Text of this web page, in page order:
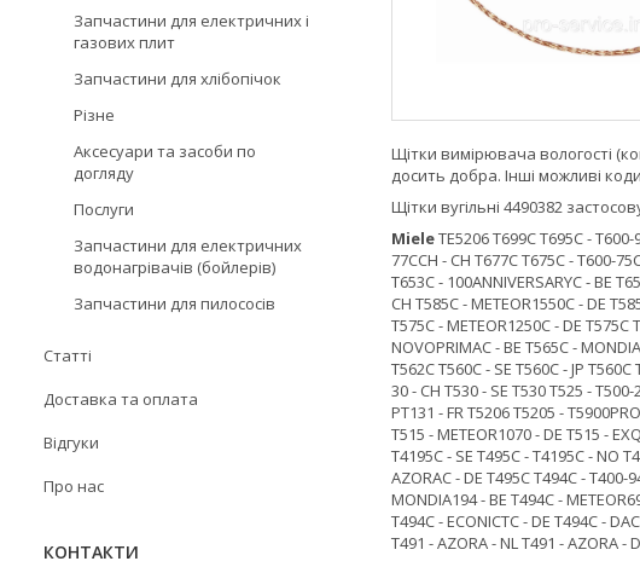
Щітки вимірювача вологості
досить добра. Інші можливі
Щітки вугільні 4490382
MieleТЕ5206 Т699С Т695С -
77ССН - СН Т677С T675C - T600-
Т653С - 100АNNIVЕRSАRYС - ВЕ
СН Т585С - МЕТЕОR1550С - DЕ
Т575С - МЕТЕОR1250С - DЕ Т575С
NОVОРRIМАС - ВЕ Т565С -
Т562С Т560С - ЅЕ Т560С - ЈР
30 - СН Т530 - ЅЕ Т530 Т525 -
РТ131 - FR Т5206 Т5205 -
Т515 - МЕТЕОR1070 - DЕ Т515 -
Т4195С - ЅЕ Т495С - Т4195С - NО
АZОRАС - DЕ Т495С Т494С - Т400-
МОNDIА194 - ВЕ Т494С -
Т494С - ЕСОNIСТС - DЕ Т494С -
Т491 - АZОRА - NL Т491 - АZОRА -
Запчастини для електричних і
газових плит
Запчастини для хлібопічок
Різне
Аксесуари та засоби по
догляду
Послуги
Запчастини для електричних
водонагрівачів (бойлерів)
Запчастини для пилососів
Статті
Доставка та оплата
Відгуки
Про нас
КОНТАКТИ